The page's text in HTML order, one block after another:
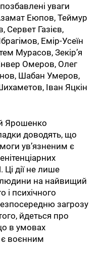
уваги
Еюпов, Теймур
Сервет Газієв,
Емір-Усеїн
Мурасов, Зекір’я
Омеров, Олег
Шабан Умеров,
Іван Яцкін
Ярошенко
доводять, що
ув’язненим є
Ці дії не лише
на найвищий
і психічного
загрозу
йдеться про
в умовах
є воєнним